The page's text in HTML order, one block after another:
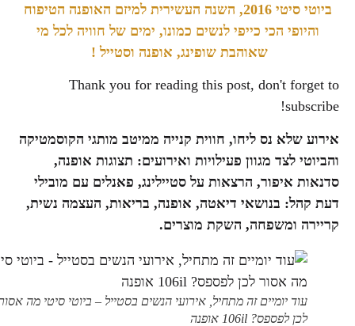
ביוטי סיטי 2016, השנה העשירית למיזם האופנה הטיפוח
והיופי הכי כייפי לנשים כמונו, ימים של חוויה לכל מי
שאוהבת שופינג, אופנה וסטייל !
Thank you for reading this post, don't forget to
subscribe!
אירוע שלא נס ליחו, חווית קנייה ממיטב מותגי הקוסמטיקה
והביוטי לצד מגוון פעילויות ואירועים: תצוגות אופנה,
סדנאות איפור, הרצאות על סטיילינג, פאנלים עם מובילי
דעת קהל: בנושאי דיאטה, אופנה, בריאות, העצמה נשית,
קריירה ומשפחה, השקת מוצרים.
עוד יומיים זה מתחיל, אירועי הנשים בסטייל – ביוטי סיטי מה אסור
לכן לפספס? 106il אופנה